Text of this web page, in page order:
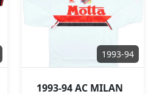
1993-94
1993-94 AC MILAN